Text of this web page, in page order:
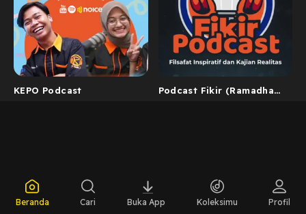
KEPO Podcast
Podcast Fikir (Ramadhan
Beranda Cari Buka App Koleksimu Profil